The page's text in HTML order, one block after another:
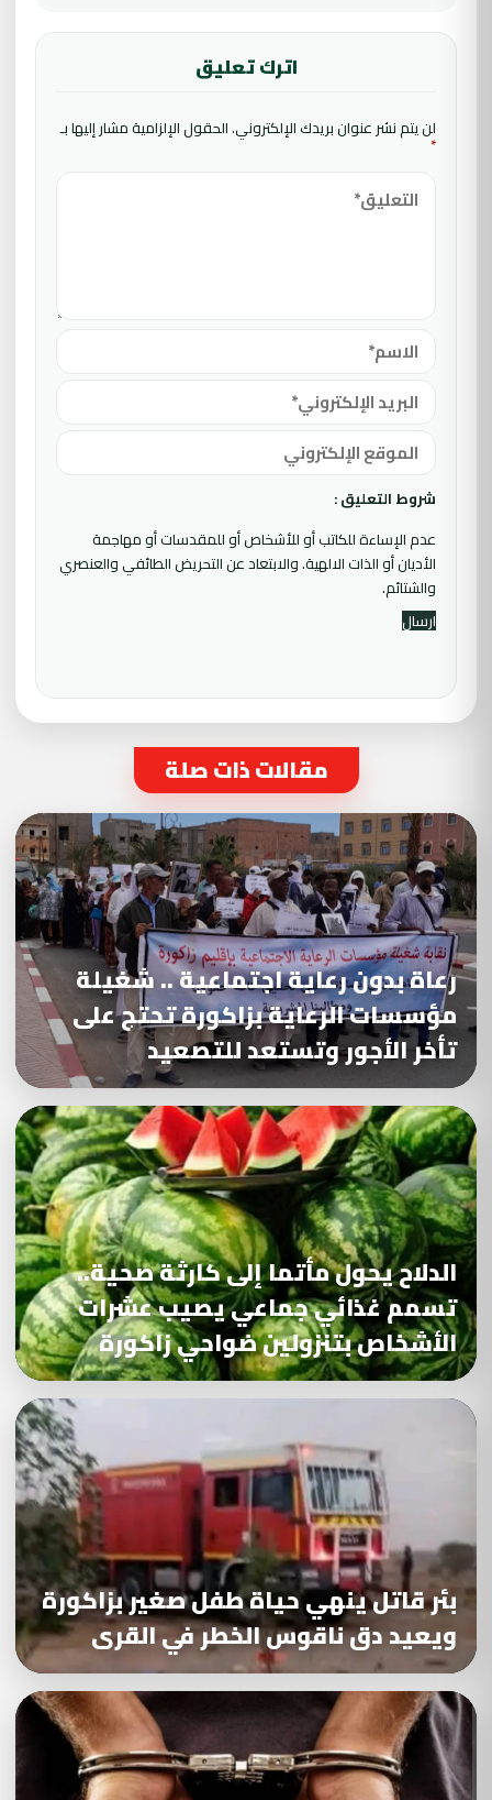
اترك تعليق
لن يتم نشر عنوان بريدك الإلكتروني.الحقول الإلزامية مشار إليها بـ
*
شروط التعليق :
عدم الإساءة للكاتب أو للأشخاص أو للمقدسات أو مهاجمة
الأديان أو الذات الالهية. والابتعاد عن التحريض الطائفي والعنصري
والشتائم.
مقالات ذات صلة
رعاة بدون رعاية اجتماعية .. شغيلة
مؤسسات الرعاية بزاكورة تحتج على
تأخر الأجور وتستعد للتصعيد
الدلاح يحول مأتما إلى كارثة صحية..
تسمم غذائي جماعي يصيب عشرات
الأشخاص بتنزولين ضواحي زاكورة
بئر قاتل ينهي حياة طفل صغير بزاكورة
ويعيد دق ناقوس الخطر في القرى